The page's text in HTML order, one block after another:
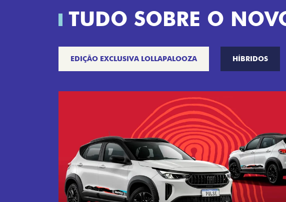
TUDO SOBRE O
EDIÇÃO EXCLUSIVA LOLLAPALOOZA HÍBRIDOS